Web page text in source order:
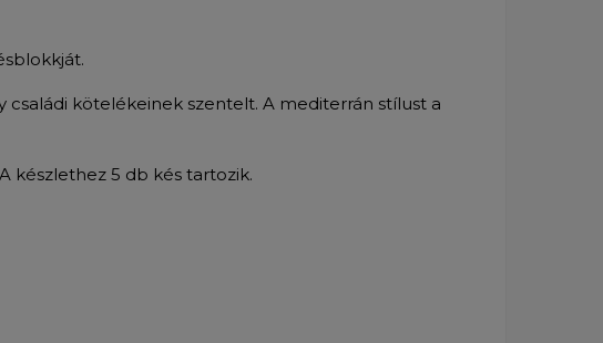
családi kötelékeinek szentelt. A mediterrán stílust a
készlethez 5 db kés tartozik.